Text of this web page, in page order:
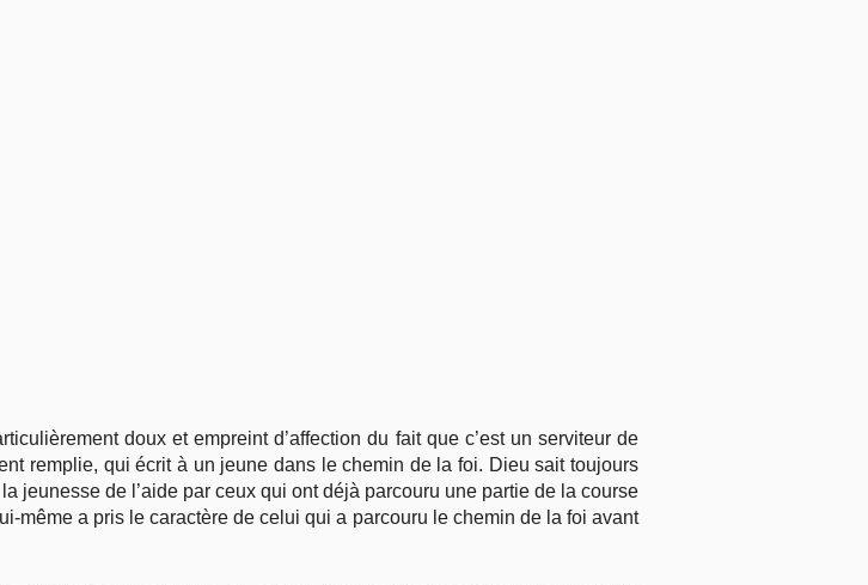
doux et empreint d’affection du fait que c’est un serviteur de
remplie, qui écrit à un jeune dans le chemin de la foi. Dieu sait toujours
jeunesse de l’aide par ceux qui ont déjà parcouru une partie de la course
même a pris le caractère de celui qui a parcouru le chemin de la foi avant